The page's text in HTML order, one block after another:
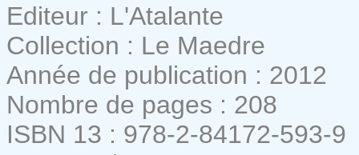
Editeur : L'Atalante
Collection : Le Maedre
Année de publication : 2012
Nombre de pages : 208
ISBN 13 : 978-2-84172-593-9